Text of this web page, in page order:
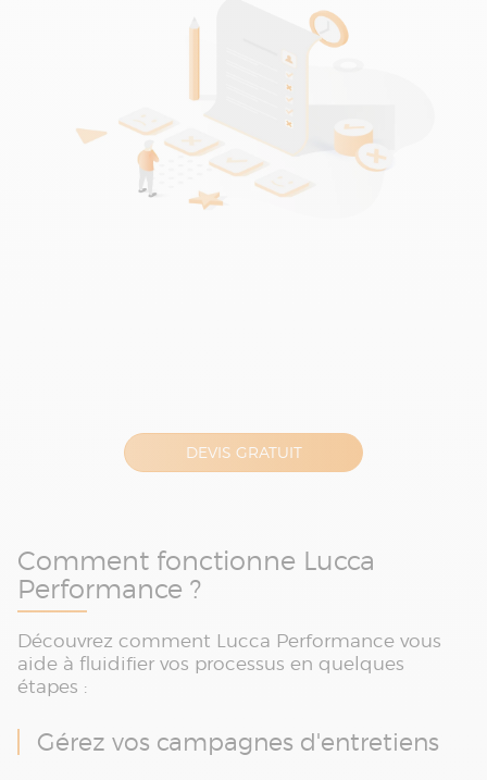
DEVIS GRATUIT
Comment fonctionne Lucca
Performance ?
Découvrez comment Lucca Performance vous
aide à fluidifier vos processus en quelques
étapes :
Gérez vos campagnes d'entretiens